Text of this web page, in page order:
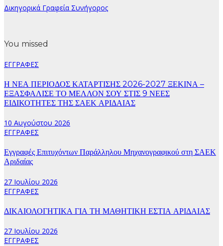
Δικηγορικά Γραφεία Συνήγορος
You missed
ΕΓΓΡΑΦΕΣ
Η ΝΕΑ ΠΕΡΙΟΔΟΣ ΚΑΤΑΡΤΙΣΗΣ 2026-2027 ΞΕΚΙΝΑ –
ΕΞΑΣΦΑΛΙΣΕ ΤΟ ΜΕΛΛΟΝ ΣΟΥ ΣΤΙΣ 9 ΝΕΕΣ
ΕΙΔΙΚΟΤΗΤΕΣ ΤΗΣ ΣΑΕΚ ΑΡΙΔΑΙΑΣ
10 Αυγούστου 2026
ΕΓΓΡΑΦΕΣ
Εγγραφές Επιτυχόντων Παράλληλου Μηχανογραφικού στη ΣΑΕΚ
Αριδαίας
27 Ιουλίου 2026
ΕΓΓΡΑΦΕΣ
ΔΙΚΑΙΟΛΟΓΗΤΙΚΑ ΓΙΑ ΤΗ ΜΑΘΗΤΙΚΗ ΕΣΤΙΑ ΑΡΙΔΑΙΑΣ
27 Ιουλίου 2026
ΕΓΓΡΑΦΕΣ